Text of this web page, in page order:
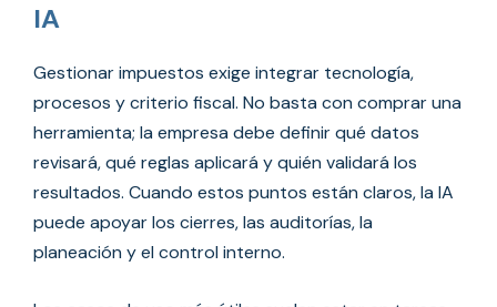
IA
Gestionar impuestos exige integrar tecnología,
procesos y criterio fiscal. No basta con comprar una
herramienta; la empresa debe definir qué datos
revisará, qué reglas aplicará y quién validará los
resultados. Cuando estos puntos están claros, la IA
puede apoyar los cierres, las auditorías, la
planeación y el control interno.